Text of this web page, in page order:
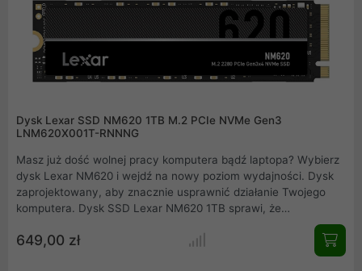
Wydajność dysku KC3000 wprowadzi Was w zupełnie nowy
wymiar wydajności. Uruchamianie, wczytywanie oraz
zapisywanie danych, gier, treści nigdy nie było tak szybkie!
Dysk Lexar SSD NM620 1TB M.2 PCIe NVMe Gen3
LNM620X001T-RNNNG
Masz już dość wolnej pracy komputera bądź laptopa? Wybierz
dysk Lexar NM620 i wejdź na nowy poziom wydajności. Dysk
zaprojektowany, aby znacznie usprawnić działanie Twojego
komputera. Dysk SSD Lexar NM620 1TB sprawi, że
uruchamianie systemu i aplikacji będzie błyskawiczne. Interfejs
M.2 PCIe Gen3x4 NVMe 1.4 oraz wbudowana kość pamięci 3D
NAND gwarantują bardzo szybkie prędkości odczytu i zapisu
649,00 zł